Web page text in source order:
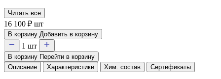
Читать все
16 100 ₽ шт
В корзину Добавить в корзину
1 шт
В корзину Перейти в корзину
Описание
Характеристики Хим. состав Сертификаты